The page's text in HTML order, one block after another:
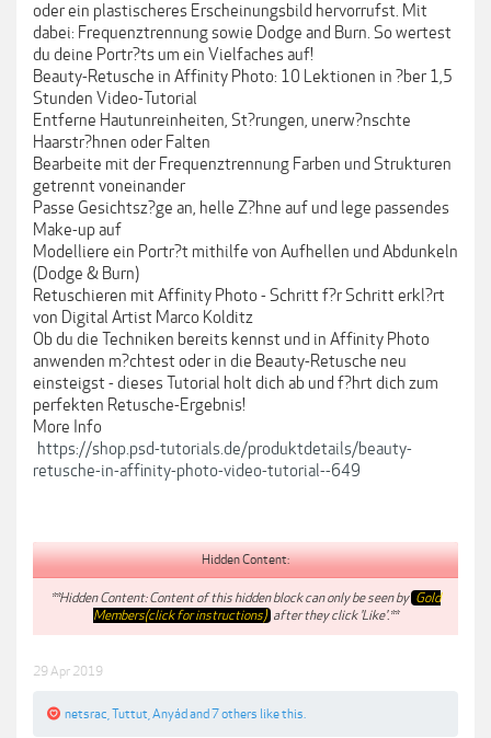
oder ein plastischeres Erscheinungsbild hervorrufst. Mit
dabei: Frequenztrennung sowie Dodge and Burn. So wertest
du deine Portr?ts um ein Vielfaches auf!
Beauty-Retusche in Affinity Photo: 10 Lektionen in ?ber 1,5
Stunden Video-Tutorial
Entferne Hautunreinheiten, St?rungen, unerw?nschte
Haarstr?hnen oder Falten
Bearbeite mit der Frequenztrennung Farben und Strukturen
getrennt voneinander
Passe Gesichtsz?ge an, helle Z?hne auf und lege passendes
Make-up auf
Modelliere ein Portr?t mithilfe von Aufhellen und Abdunkeln
(Dodge & Burn)
Retuschieren mit Affinity Photo - Schritt f?r Schritt erkl?rt
von Digital Artist Marco Kolditz
Ob du die Techniken bereits kennst und in Affinity Photo
anwenden m?chtest oder in die Beauty-Retusche neu
einsteigst - dieses Tutorial holt dich ab und f?hrt dich zum
perfekten Retusche-Ergebnis!
More Info
https://shop.psd-tutorials.de/produktdetails/beauty-
retusche-in-affinity-photo-video-tutorial--649
Hidden Content:
**Hidden Content: Content of this hidden block can only be seen by Gold
Members(click for instructions) after they click 'Like'.**
29 Apr 2019
netsrac Tuttut Anyád and 7 others like this.